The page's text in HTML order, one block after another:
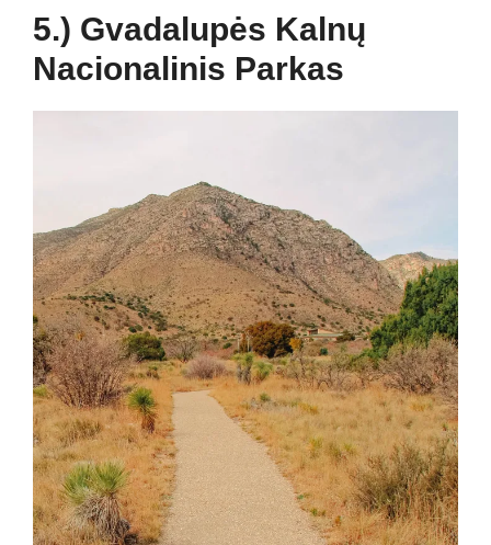
5.) Gvadalupės Kalnų
Nacionalinis Parkas